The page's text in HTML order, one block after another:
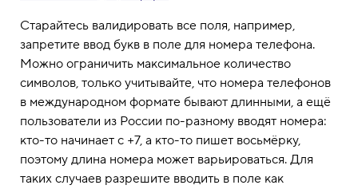
Старайтесь валидировать все поля, например,
запретите ввод букв в поле для номера телефона.
Можно ограничить максимальное количество
символов, только учитывайте, что номера телефонов
в международном формате бывают длинными, а ещё
пользователи из России по-разному вводят номера:
кто-то начинает с +7, а кто-то пишет восьмёрку,
поэтому длина номера может варьироваться. Для
таких случаев разрешите вводить в поле как